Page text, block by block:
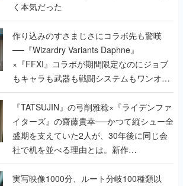
く本気だった
作り込みのすさまじさにコラボ先も驚嘆
──『Wizardry Variants Daphne』
×『FFXI』コラボが期間限定なのにジョブ
もキャラも武器も戦闘システムもワンオフ
で作り込まれた理由を両ディレクターに聞
く
『TATSUJIN』の弓削雅稔×『ライデンファ
イターズ』の齋藤貴幸──かつて縦シュー全
盛期を支えていた2人が、30年後に同じ会
社で机を並べる理由とは。新作
『TATSUJIN EXTREME』で初タッグを組
んだレジェンド2人に訊く開発秘話
実写映像1000分、ルート分岐100種類以